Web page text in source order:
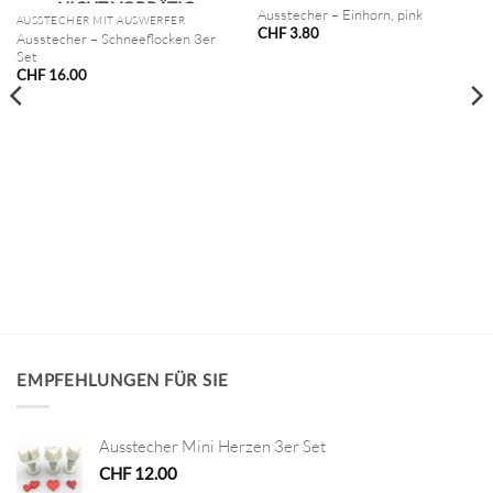
NICHT VORRÄTIG
AUSSTECHER MIT AUSWERFER
Ausstecher – Schneeflocken 3er
Set
CHF16.00
Ausstecher – Einhorn, pink
CHF3.80
EMPFEHLUNGEN FÜR SIE
Ausstecher Mini Herzen 3er Set
CHF12.00